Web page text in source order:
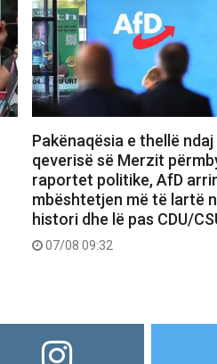
Pakënaqësia e thellë ndaj
qeverisë së Merzit
raportet politike, AfD
mbështetjen më të lartë
histori dhe lë pas CDU/
07/08 09:32